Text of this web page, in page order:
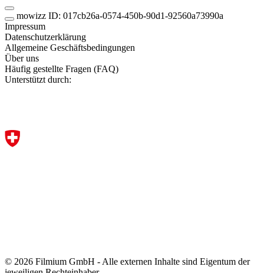
mowizz ID: 017cb26a-0574-450b-90d1-92560a73990a
Impressum
Datenschutzerklärung
Allgemeine Geschäftsbedingungen
Über uns
Häufig gestellte Fragen (FAQ)
Unterstützt durch:
© 2026 Filmium GmbH - Alle externen Inhalte sind Eigentum der